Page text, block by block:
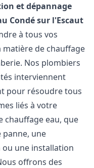
et dépannage
Condé sur l'Escaut
à tous vos
matière de chauffage
Nos plombiers
interviennent
pour résoudre tous
liés à votre
chauffage eau, que
panne, une
une installation
offrons des